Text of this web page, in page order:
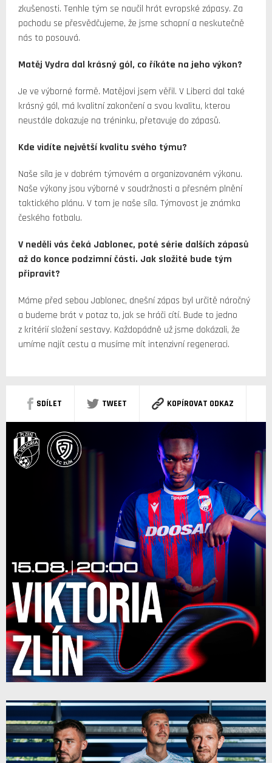
zkušenosti. Tenhle tým se naučil hrát evropské zápasy. Za
pochodu se přesvědčujeme, že jsme schopní a neskutečně
nás to posouvá.
Matěj Vydra dal krásný gól, co říkáte na jeho výkon?
Je ve výborné formě. Matějovi jsem věřil. V Liberci dal také
krásný gól, má kvalitní zakončení a svou kvalitu, kterou
neustále dokazuje na tréninku, přetavuje do zápasů.
Kde vidíte největší kvalitu svého týmu?
Naše síla je v dobrém týmovém a organizovaném výkonu.
Naše výkony jsou výborné v soudržnosti a přesném plnění
taktického plánu. V tom je naše síla. Týmovost je známka
českého fotbalu.
V neděli vás čeká Jablonec, poté série dalších zápasů
až do konce podzimní části. Jak složité bude tým
připravit?
Máme před sebou Jablonec, dnešní zápas byl určitě náročný
a budeme brát v potaz to, jak se hráči cítí. Bude to jedno
z kritérií složení sestavy. Každopádně už jsme dokázali, že
umíme najít cestu a musíme mít intenzivní regeneraci.
SDÍLET TWEET KOPÍROVAT ODKAZ